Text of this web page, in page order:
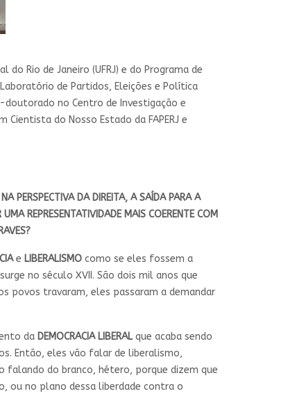
Rio de Janeiro (UFRJ) e do Programa de
Laboratório de Partidos, Eleições e Política
doutorado no Centro de Investigação e
do Nosso Estado da FAPERJ e
PERSPECTIVA DA DIREITA, A SAÍDA PARA A
REPRESENTATIVIDADE MAIS COERENTE COM
e LIBERALISMO como se eles fossem a
no século XVII. São dois mil anos que
povos travaram, eles passaram a demandar
da DEMOCRACIA LIBERAL que acaba sendo
Então, eles vão falar de liberalismo,
falando do branco, hétero, porque dizem que
ou no plano dessa liberdade contra o